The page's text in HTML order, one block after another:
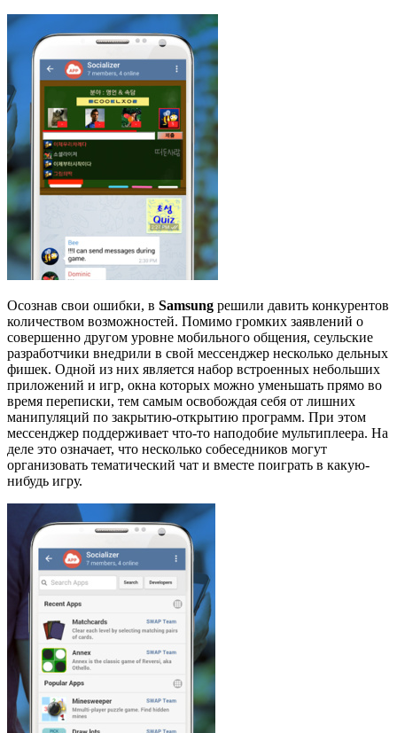
Осознав свои ошибки, в Samsung решили давить конкурентов
количеством возможностей. Помимо громких заявлений о
совершенно другом уровне мобильного общения, сеульские
разработчики внедрили в свой мессенджер несколько дельных
фишек. Одной из них является набор встроенных небольших
приложений и игр, окна которых можно уменьшать прямо во
время переписки, тем самым освобождая себя от лишних
манипуляций по закрытию-открытию программ. При этом
мессенджер поддерживает что-то наподобие мультиплеера. На
деле это означает, что несколько собеседников могут
организовать тематический чат и вместе поиграть в какую-
нибудь игру.